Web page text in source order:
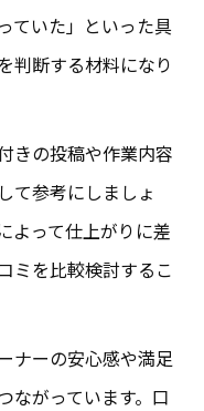
ていた」といった具
判断する材料になり
きの投稿や作業内容
て参考にしましょ
よって仕上がりに差
ミを比較検討するこ
ナーの安心感や満足
ながっています。口